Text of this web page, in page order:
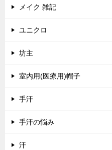
メイク 雑記
ユニクロ
坊主
室内用(医療用)帽子
手汗
手汗の悩み
汗